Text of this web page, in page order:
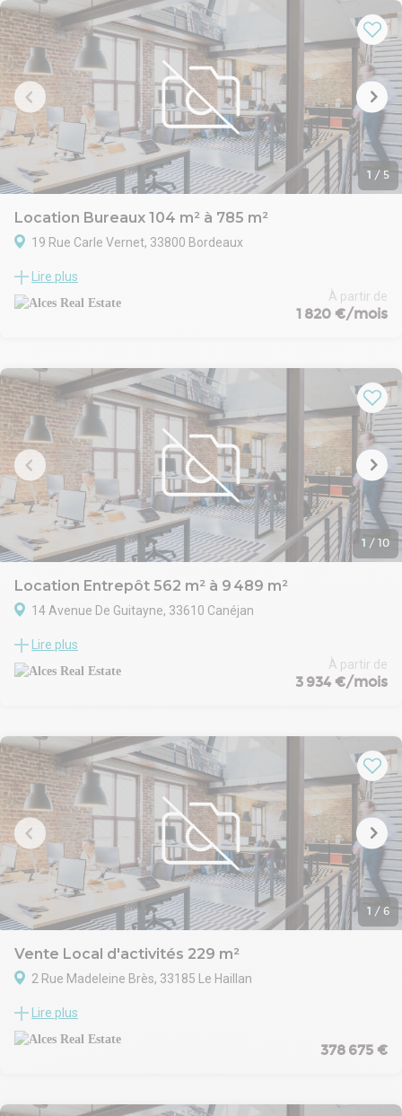
1 / 5
Location Bureaux 104 m² à 785 m²
19 Rue Carle Vernet, 33800 Bordeaux
ESTATE vous propose à la location une surface de bureaux neuve
de 460 m2 divisibles à partir de 222 m2 en R+8.
Surface très lumineuse avec prestation de qualité; faux-plancher
technique, pied de Tram...
Lire plus
À partir de
1 820 €/mois
1 / 10
Location Entrepôt 562 m² à 9 489 m²
14 Avenue De Guitayne, 33610 Canéjan
rocade Bordelaise (Sortie 15), ALCES REAL ESTATE vous propose
à la location un ensemble logistique divisible de 8927 m2 avec
bureaux. parkings....
places de parkings extérieurs....
Les + : rare sur la métropole, divisibilité, accessibilité, sprinkler....
- BATIMENT INDEPENDANT
- 2 LOTS CONTIGUS ET COMMUNICANTS / DIVISION POSSIBLE
- PARKING VISITEUR
- PARKING VL : 78 PLACES
- ECLAIRAGE LED
- CHAUFFAGE LOGISTIQUE REGULÉ
- SPRINKLER
Lire plus
À partir de
3 934 €/mois
1 / 6
Vente Local d'activités 229 m²
2 Rue Madeleine Brès, 33185 Le Haillan
cellule d'activité neuve de 229 m², située au sein d'un parc neuf.
L'ensemble est en structure Bois offrant un cadre de travail
lumineux et moderne.
Lire plus
378 675 €